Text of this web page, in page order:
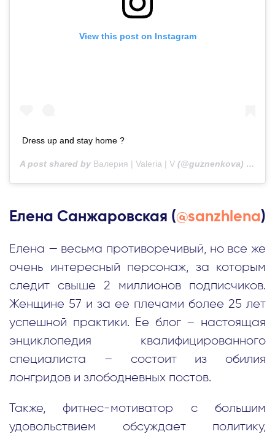
View this post on Instagram
Dress up and stay home ?
A post shared by Валерия | Valeria | V (@guznenkova) on
Елена Санжаровская (@sanzhlena)
Елена — весьма противоречивый, но все же
очень интересный персонаж, за которым
следит свыше 2 миллионов подписчиков.
Женщине 57 и за ее плечами более 25 лет
успешной практики. Ее блог – настоящая
энциклопедия квалифицированного
специалиста – состоит из обилия
лонгридов и злободневных постов.
Также, фитнес-мотиватор с большим
удовольствием обсуждает политику,